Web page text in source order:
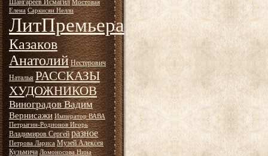
Шангареев Исмагил Мостовая
Елена Саркисян Нелли
ЛитПремьера
Казаков
Анатолий Нестерович
Наталья РАССКАЗЫ
ХУДОЖНИКОВ
Виноградов Вадим
Вернисажи Император ВАВА
Петрыгин-Родионов Игорь
Владимиров Сергей разное
Петрова Лариса Музей Алексея
Кузьмича Ломоносова Нина